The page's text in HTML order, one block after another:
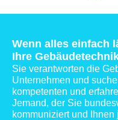
Wenn alles einfach
Ihre
Sie verantworten die
Unternehmen und
kompetenten und
Jemand, der Sie
kommuniziert und